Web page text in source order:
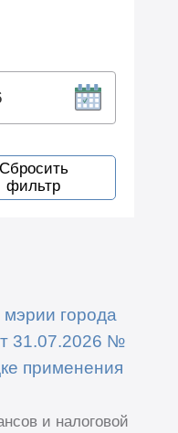
Сбросить
фильтр
города
31.07.2026 №
применения
и налоговой